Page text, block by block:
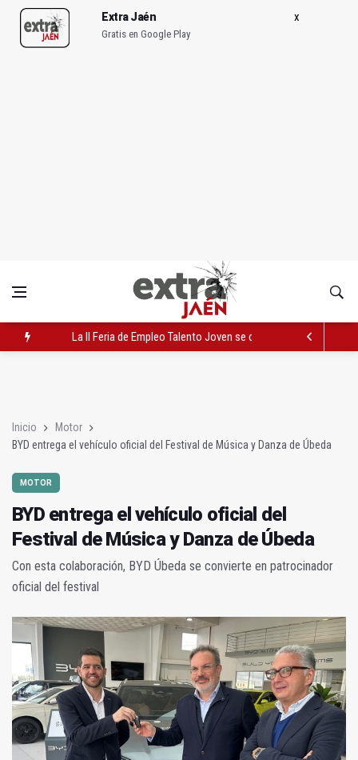
Extra Jaén
Gratis en Google Play
La II Feria de Empleo Talento Joven se celebra en Bailén este
Inicio
Motor
BYD entrega el vehículo oficial del Festival de Música y Danza de Úbeda
MOTOR
BYD entrega el vehículo oficial del
Festival de Música y Danza de Úbeda
Con esta colaboración, BYD Úbeda se convierte en patrocinador
oficial del festival